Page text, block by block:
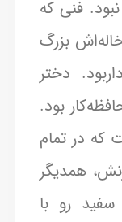
فَنی که
بزرگ
دختر
بود.
که در تمام
همدیگر
رو با